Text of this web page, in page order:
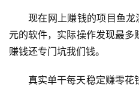
现在网上赚钱的项目鱼
元的软件，实际操作发现最多
赚钱还专门坑我们钱。
真实单干每天稳定赚零花